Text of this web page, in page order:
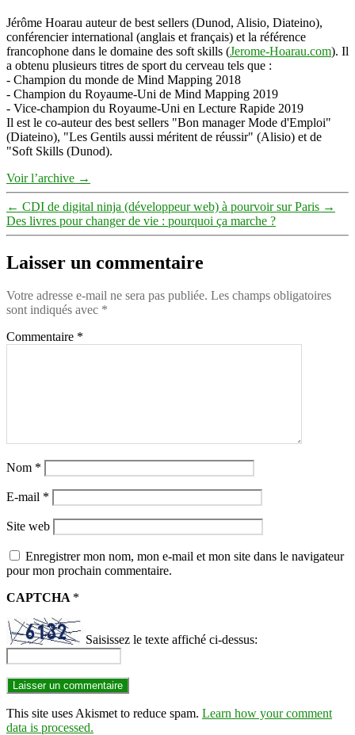
Jérôme Hoarau auteur de best sellers (Dunod, Alisio, Diateino),
conférencier international (anglais et français) et la référence
francophone dans le domaine des soft skills (Jerome-Hoarau.com). Il
a obtenu plusieurs titres de sport du cerveau tels que :
- Champion du monde de Mind Mapping 2018
- Champion du Royaume-Uni de Mind Mapping 2019
- Vice-champion du Royaume-Uni en Lecture Rapide 2019
Il est le co-auteur des best sellers "Bon manager Mode d'Emploi"
(Diateino), "Les Gentils aussi méritent de réussir" (Alisio) et de
"Soft Skills (Dunod).
Voir l’archive →
← CDI de digital ninja (développeur web) à pourvoir sur Paris →
Des livres pour changer de vie : pourquoi ça marche ?
Laisser un commentaire
Votre adresse e-mail ne sera pas publiée. Les champs obligatoires
sont indiqués avec *
Commentaire *
Nom *
E-mail *
Site web
Enregistrer mon nom, mon e-mail et mon site dans le navigateur
pour mon prochain commentaire.
CAPTCHA *
Saisissez le texte affiché ci-dessus:
This site uses Akismet to reduce spam. Learn how your comment
data is processed.